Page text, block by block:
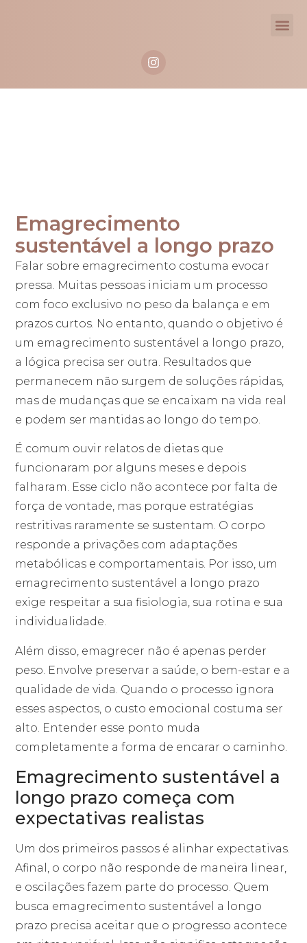
Emagrecimento
sustentável a longo prazo
Falar sobre emagrecimento costuma evocar
pressa. Muitas pessoas iniciam um processo
com foco exclusivo no peso da balança e em
prazos curtos. No entanto, quando o objetivo é
um emagrecimento sustentável a longo prazo,
a lógica precisa ser outra. Resultados que
permanecem não surgem de soluções rápidas,
mas de mudanças que se encaixam na vida real
e podem ser mantidas ao longo do tempo.
É comum ouvir relatos de dietas que
funcionaram por alguns meses e depois
falharam. Esse ciclo não acontece por falta de
força de vontade, mas porque estratégias
restritivas raramente se sustentam. O corpo
responde a privações com adaptações
metabólicas e comportamentais. Por isso, um
emagrecimento sustentável a longo prazo
exige respeitar a sua fisiologia, sua rotina e sua
individualidade.
Além disso, emagrecer não é apenas perder
peso. Envolve preservar a saúde, o bem-estar e a
qualidade de vida. Quando o processo ignora
esses aspectos, o custo emocional costuma ser
alto. Entender esse ponto muda
completamente a forma de encarar o caminho.
Emagrecimento sustentável a
longo prazo começa com
expectativas realistas
Um dos primeiros passos é alinhar expectativas.
Afinal, o corpo não responde de maneira linear,
e oscilações fazem parte do processo. Quem
busca emagrecimento sustentável a longo
prazo precisa aceitar que o progresso acontece